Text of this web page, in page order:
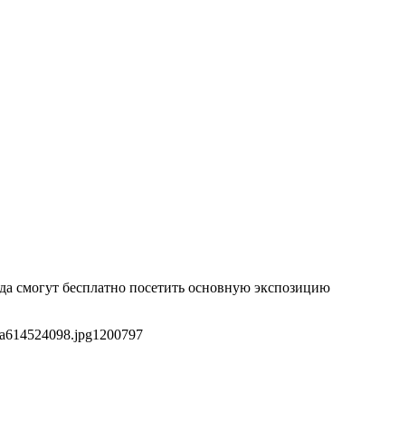
смогут бесплатно посетить основную экспозицию
1200797